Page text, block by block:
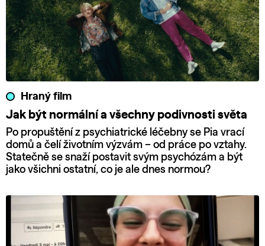
Hraný film
Jak být normální a všechny podivnosti světa
Po propuštění z psychiatrické léčebny se Pia vrací
domů a čelí životním výzvám – od práce po vztahy.
Statečně se snaží postavit svým psychózám a být
jako všichni ostatní, co je ale dnes normou?